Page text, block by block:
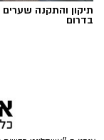
תיקון והתקנה
בדרום